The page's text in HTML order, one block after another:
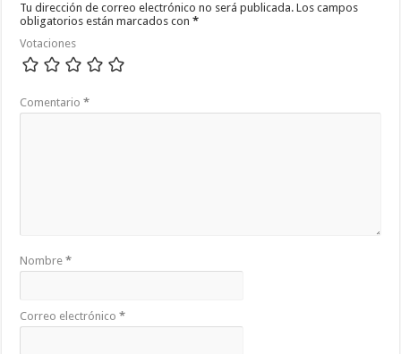
Tu dirección de correo electrónico no será publicada. Los campos
obligatorios están marcados con*
Votaciones
Comentario*
Nombre*
Correo electrónico*